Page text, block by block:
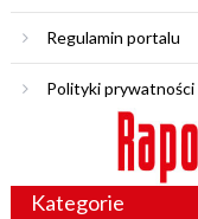
Regulamin portalu
Polityki prywatności
Kategorie